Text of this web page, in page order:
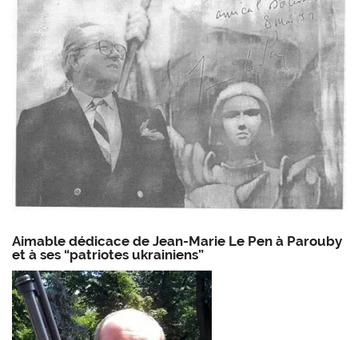
Aimable dédicace de Jean-Marie Le Pen à Parouby
et à ses “patriotes ukrainiens”